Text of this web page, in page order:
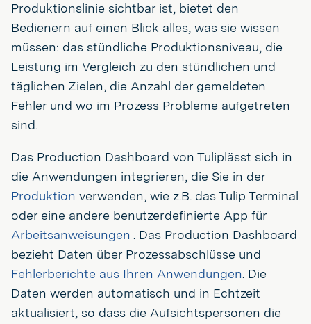
Produktionslinie sichtbar ist, bietet den
Bedienern auf einen Blick alles, was sie wissen
müssen: das stündliche Produktionsniveau, die
Leistung im Vergleich zu den stündlichen und
täglichen Zielen, die Anzahl der gemeldeten
Fehler und wo im Prozess Probleme aufgetreten
sind.
Das Production Dashboard von Tuliplässt sich in
die Anwendungen integrieren, die Sie in der
Produktion verwenden, wie z.B. das Tulip Terminal
oder eine andere benutzerdefinierte App für
Arbeitsanweisungen . Das Production Dashboard
bezieht Daten über Prozessabschlüsse und
Fehlerberichte aus Ihren Anwendungen. Die
Daten werden automatisch und in Echtzeit
aktualisiert, so dass die Aufsichtspersonen die